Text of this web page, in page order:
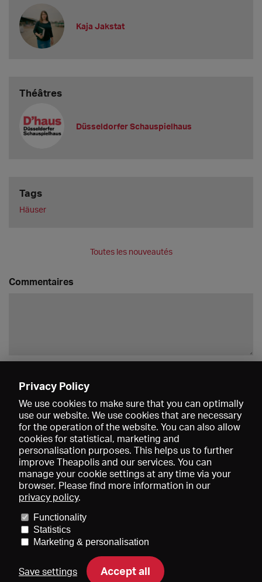
Kaja Jakstat
Théâtres
Düsseldorfer Schauspielhaus
Tags
Häuser
Toutes les nouveautés
Commentaires
Données médiatiques
Conditions générales de vente
Contact
Aide Newsletter
Privacy Policy
We use cookies to make sure that you can optimally
use our website. We use cookies that are necessary
for the operation of the website. You can also allow
cookies for statistical, marketing and
personalisation purposes. This helps us to further
improve Theapolis and our services. You can
manage your cookie settings at any time via your
browser. Please find more information in our
privacy policy.
Functionality
Statistics
Marketing & personalisation
Save settings Accept all